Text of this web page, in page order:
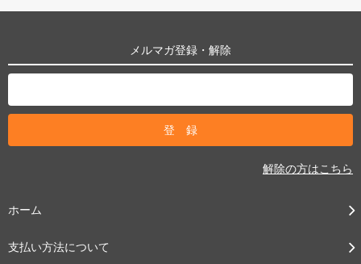
メルマガ登録・解除
解除の方はこちら
ホーム
支払い方法について